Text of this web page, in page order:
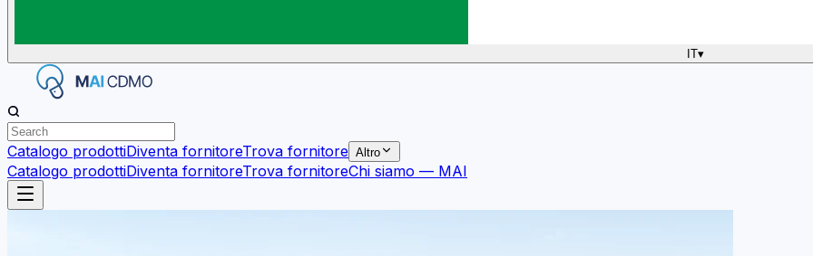
IT▾
Catalogo prodottiDiventa fornitoreTrova fornitore Altro
Catalogo prodottiDiventa fornitoreTrova fornitoreChi siamo — MAI